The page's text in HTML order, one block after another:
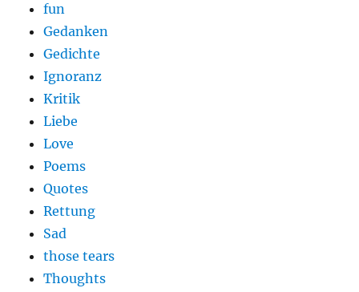
fun
Gedanken
Gedichte
Ignoranz
Kritik
Liebe
Love
Poems
Quotes
Rettung
Sad
those tears
Thoughts